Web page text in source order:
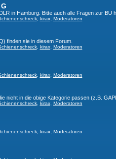
in Hamburg. Bitte auch alle Fragen zur BU
, kirax, Moderatoren
finden sie in diesem Forum.
, kirax, Moderatoren
, kirax, Moderatoren
nicht in die obige Kategorie passen (z.B.
, kirax, Moderatoren
, kirax, Moderatoren